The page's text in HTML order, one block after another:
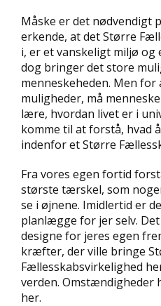
Måske er det nødvendigt
erkende, at det Større
i, er et vanskeligt miljø
dog bringer det store
menneskeheden. Men for
muligheder, må
lære, hvordan livet er i
komme til at forstå, hvad
indenfor et Større
Fra vores egen fortid
største tærskel, som
se i øjnene. Imidlertid er
planlægge for jer selv.
designe for jeres egen
kræfter, der ville bringe
Fællesskabsvirkelighed
verden. Omstændigheder
her.